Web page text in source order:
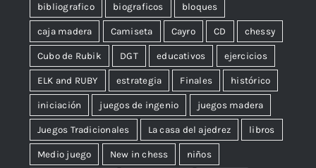
bibliografico biograficos bloques
caja madera Camiseta Cayro CD chessy
Cubo de Rubik DGT educativos ejercicios
ELK and RUBY estrategia Finales histórico
iniciación juegos de ingenio juegos madera
Juegos Tradicionales La casa del ajedrez libros
Medio juego New in chess niños